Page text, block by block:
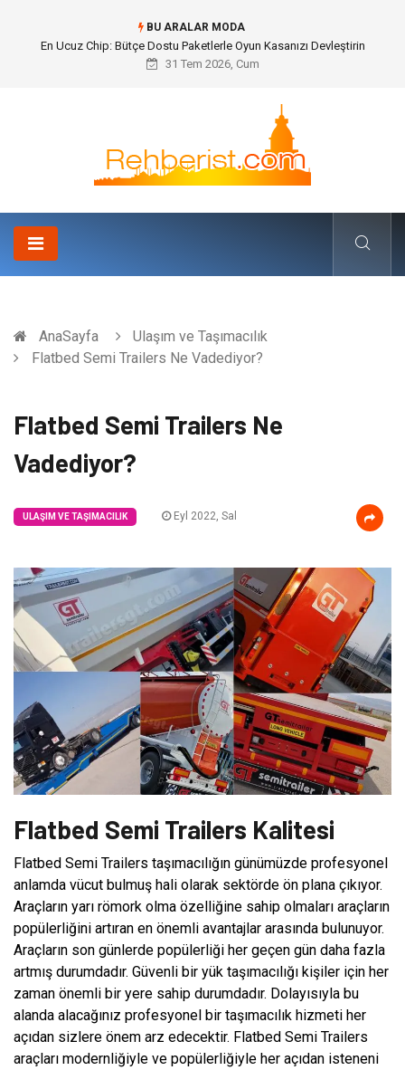
BU ARALAR MODA
Bohem Ev Dekoru Nedir?
31 Tem 2026, Cum
AnaSayfa
Ulaşım ve Taşımacılık
Flatbed Semi Trailers Ne Vadediyor?
Flatbed Semi Trailers Ne
Vadediyor?
ULAŞIM VE TAŞIMACILIK Eyl 2022, Sal
Flatbed Semi Trailers Kalitesi
Flatbed Semi Trailers taşımacılığın günümüzde profesyonel
anlamda vücut bulmuş hali olarak sektörde ön plana çıkıyor.
Araçların yarı römork olma özelliğine sahip olmaları araçların
popülerliğini artıran en önemli avantajlar arasında bulunuyor.
Araçların son günlerde popülerliği her geçen gün daha fazla
artmış durumdadır. Güvenli bir yük taşımacılığı kişiler için her
zaman önemli bir yere sahip durumdadır. Dolayısıyla bu
alanda alacağınız profesyonel bir taşımacılık hizmeti her
açıdan sizlere önem arz edecektir. Flatbed Semi Trailers
araçları modernliğiyle ve popülerliğiyle her açıdan isteneni